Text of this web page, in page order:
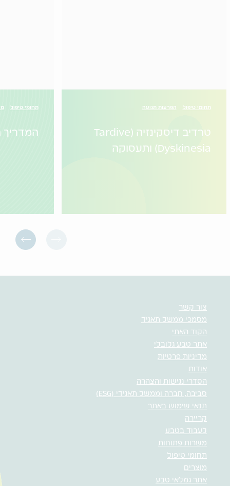
תחומי טיפול הפרעות תנועה
טרדיב דיסקינזיה (Tardive
Dyskinesia) ותעסוקה
תחומי טיפול
המדריך
צור קשר
מסמכי ממשל תאגיד
הקוד האתי
אתר טבע גלובלי
מדיניות פרטיות
אודות
הסדרי נגישות והצהרה
סביבה, חברה וממשל תאגידי (ESG)
תנאי שימוש באתר
קריירה
לעבוד בטבע
משרות פתוחות
תחומי טיפול
מוצרים
אתר גמלאי טבע